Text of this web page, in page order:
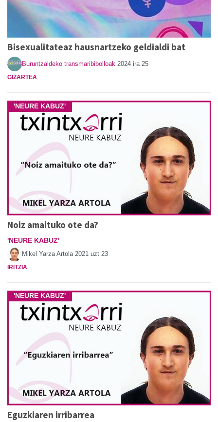
Bisexualitateaz hausnartzeko geldialdi bat
Buruntzaldeko transmaribibolloak 2024 ira 25
GIZARTEA
'NEURE KABUZ'
Noiz amaituko ote da?
'NEURE KABUZ'
Mikel Yarza Artola 2021 uzt 23
IRITZIA
'NEURE KABUZ'
Eguzkiaren irribarrea